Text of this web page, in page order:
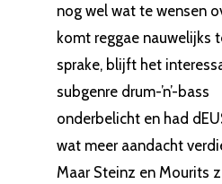
nog wel wat te wensen
komt reggae nauwelijks
sprake, blijft het
subgenre drum-’n’-bass
onderbelicht en had
wat meer aandacht
Maar Steinz en Mourits